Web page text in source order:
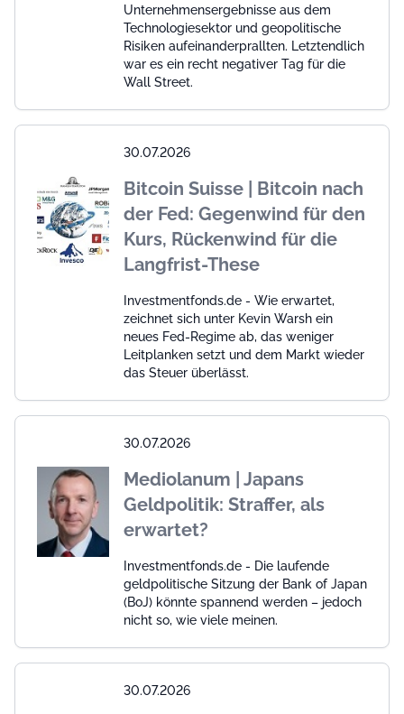
Unternehmensergebnisse aus dem
Technologiesektor und geopolitische
Risiken aufeinanderprallten. Letztendlich
war es ein recht negativer Tag für die
Wall Street.
30.07.2026
Bitcoin Suisse | Bitcoin nach
der Fed: Gegenwind für den
Kurs, Rückenwind für die
Langfrist-These
Investmentfonds.de - Wie erwartet,
zeichnet sich unter Kevin Warsh ein
neues Fed-Regime ab, das weniger
Leitplanken setzt und dem Markt wieder
das Steuer überlässt.
30.07.2026
Mediolanum | Japans
Geldpolitik: Straffer, als
erwartet?
Investmentfonds.de - Die laufende
geldpolitische Sitzung der Bank of Japan
(BoJ) könnte spannend werden – jedoch
nicht so, wie viele meinen.
30.07.2026